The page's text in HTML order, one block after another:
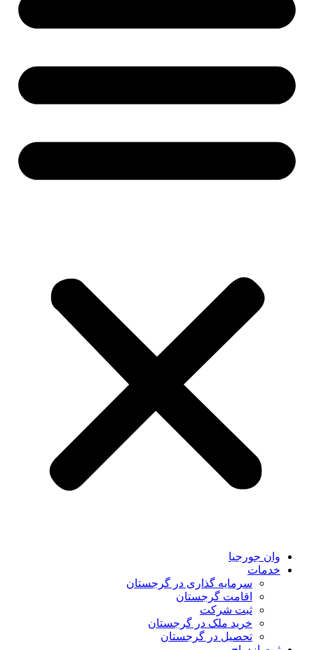
وان جورجیا
خدمات
سرمایه گذاری در گرجستان
اقامت گرجستان
ثبت شرکت
خرید ملک در گرجستان
تحصیل در گرجستان